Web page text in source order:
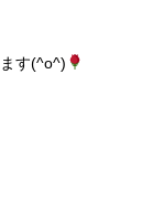
す(^o^)